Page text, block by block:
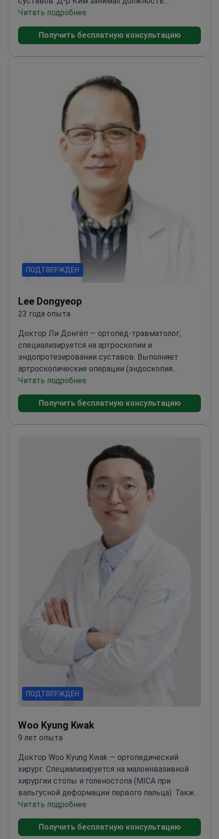
директора отделения ортопедической хирургии
лечит сложные заболевания, такие как
мениска и «замороженное плечо». Проводит
заболеваниях коленей и остеоартрозе.
области артроскопии коленного сустава и
реконструкции связок.
Бывший профессор
Католического университета
Действительный член Корейского
ортопедического общества и Корейской
ассоциации тазобедренного сустава.
Читать подробнее
Получить бесплатную консультацию
ПОДТВЕРЖДЕН
Lee Dongyeop
23 года опыта
Доктор Ли Донгёп — ортопед-травматолог,
специализируется на артроскопии и
эндопротезировании суставов. Выполняет
артроскопические операции (эндоскопия
суставов) и тотальное эндопротезирование
коленного сустава. Лечит патологии плечевого
сустава, спортивные травмы и хронические
объединённая программа M.D.-Ph.D., Высшая
Кореи. Интернатура и ординатура по
ортопедической хирургии, Католический
медицинский центр Католического
университета Кореи. Клинический инструктор
(феллоу), Сеульская больница Святой Марии,
Католический университет Кореи.
Читать подробнее
Получить бесплатную консультацию
ПОДТВЕРЖДЕН
Woo Kyung Kwak
9 лет опыта
Доктор Woo Kyung Kwak — ортопедический
хирург. Специализируется на малоинвазивной
хирургии стопы и голеностопа (MICA при
вальгусной деформации первого пальца). Также
лечит спортивные травмы, выполняет
тотальное эндопротезирование коленного
сустава и современную артроскопию плечевого
Читать подробнее
Получить бесплатную консультацию